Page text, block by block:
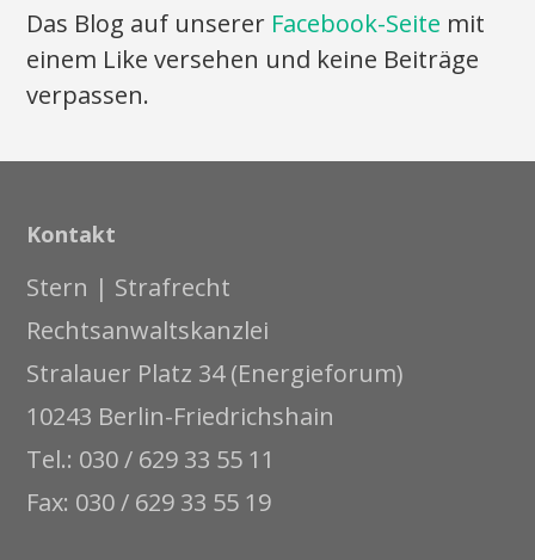
Das Blog auf unserer Facebook-Seite mit
einem Like versehen und keine Beiträge
verpassen.
Kontakt
Stern | Strafrecht
Rechtsanwaltskanzlei
Stralauer Platz 34 (Energieforum)
10243 Berlin-Friedrichshain
Tel.: 030 / 629 33 55 11
Fax: 030 / 629 33 55 19